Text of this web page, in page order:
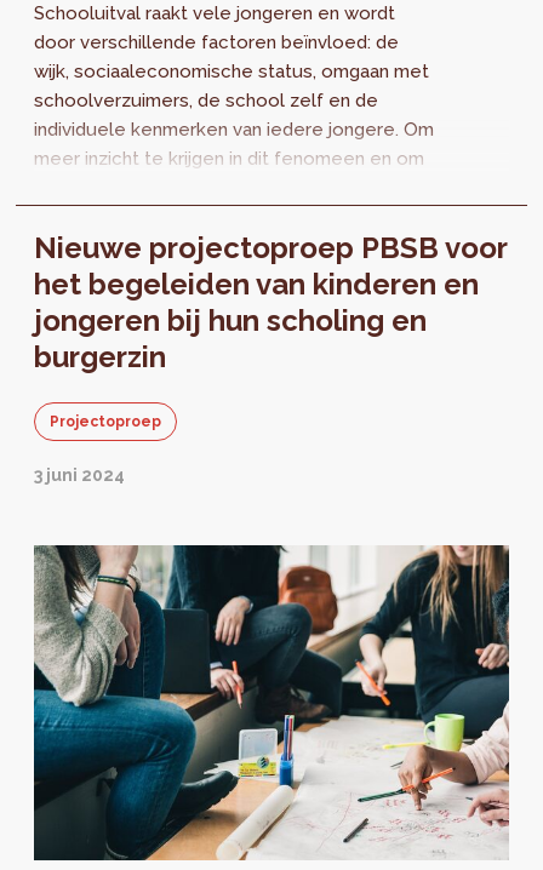
Schooluitval raakt vele jongeren en wordt
door verschillende factoren beïnvloed: de
wijk, sociaaleconomische status, omgaan met
schoolverzuimers, de school zelf en de
individuele kenmerken van iedere jongere. Om
meer inzicht te krijgen in dit fenomeen en om
Nieuwe projectoproep PBSB voor
het begeleiden van kinderen en
jongeren bij hun scholing en
burgerzin
Projectoproep
3 juni 2024